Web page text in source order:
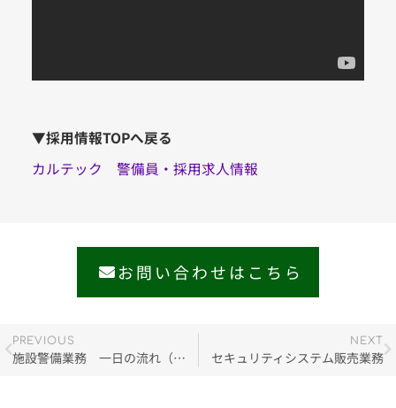
▼採用情報TOPへ戻る
カルテック 警備員・採用求人情報
お問い合わせはこちら
PREVIOUS
施設警備業務 一日の流れ（例）
NEXT
セキュリティシステム販売業務